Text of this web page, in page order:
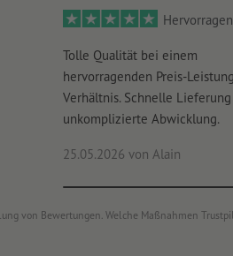
Tolle Qualität bei einem
hervorragenden Preis-
Verhältnis. Schnelle
unkomplizierte Abwicklung.
25.05.2026 von Alain
von Bewertungen. Welche Maßnahmen